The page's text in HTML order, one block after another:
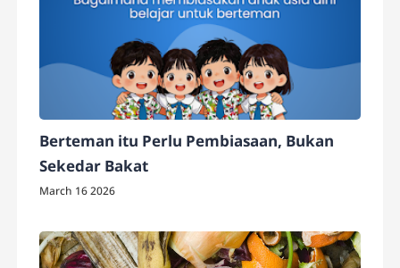
Berteman itu Perlu Pembiasaan, Bukan
Sekedar Bakat
March 16 2026